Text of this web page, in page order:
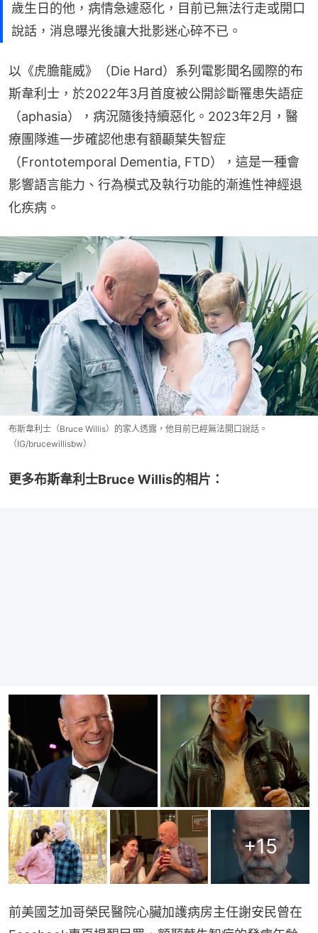
歲生日的他，病情急遽惡化，目前已無法行走或開口
說話，消息曝光後讓大批影迷心碎不已。
以《虎膽龍威》（Die Hard）系列電影聞名國際的布
斯韋利士，於2022年3月首度被公開診斷罹患失語症
（aphasia），病況隨後持續惡化。2023年2月，醫
療團隊進一步確認他患有額顳葉失智症
（Frontotemporal Dementia, FTD），這是一種會
影響語言能力、行為模式及執行功能的漸進性神經退
化疾病。
布斯韋利士（Bruce Willis）的家人透露，他目前已經無法開口說話。
（IG/brucewillisbw）
更多布斯韋利士Bruce Willis的相片：
+15
前美國芝加哥榮民醫院心臟加護病房主任謝安民曾在